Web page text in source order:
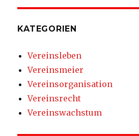
KATEGORIEN
Vereinsleben
Vereinsmeier
Vereinsorganisation
Vereinsrecht
Vereinswachstum